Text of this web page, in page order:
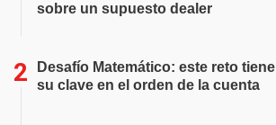
sobre un supuesto dealer
Desafío Matemático: este reto tiene
su clave en el orden de la cuenta